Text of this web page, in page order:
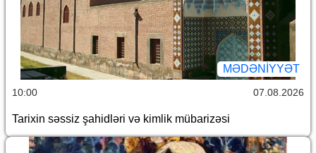
MƏDƏNIYYƏT
10:00 07.08.2026
Tarixin səssiz şahidləri və kimlik mübarizəsi